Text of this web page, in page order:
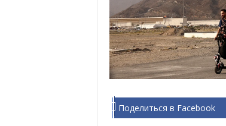
Поделиться в Facebook